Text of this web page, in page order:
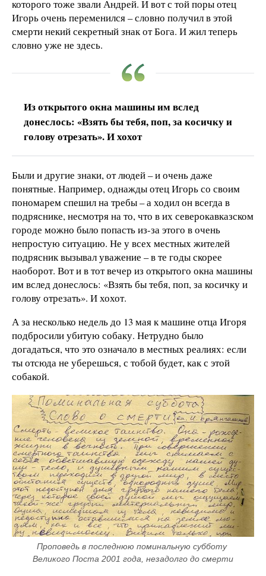
которого тоже звали Андрей. И вот с той поры отец
Игорь очень переменился – словно получил в этой
смерти некий секретный знак от Бога. И жил теперь
словно уже не здесь.
Из открытого окна машины им вслед
донеслось: «Взять бы тебя, поп, за косичку и
голову отрезать». И хохот
Были и другие знаки, от людей – и очень даже
понятные. Например, однажды отец Игорь со своим
пономарем спешил на требы – а ходил он всегда в
подряснике, несмотря на то, что в их северокавказском
городе можно было попасть из-за этого в очень
непростую ситуацию. Не у всех местных жителей
подрясник вызывал уважение – в те годы скорее
наоборот. Вот и в тот вечер из открытого окна машины
им вслед донеслось: «Взять бы тебя, поп, за косичку и
голову отрезать». И хохот.
А за несколько недель до 13 мая к машине отца Игоря
подбросили убитую собаку. Нетрудно было
догадаться, что это означало в местных реалиях: если
ты отсюда не уберешься, с тобой будет, как с этой
собакой.
Проповедь в последнюю поминальную субботу
Великого Поста 2001 года, незадолго до смерти